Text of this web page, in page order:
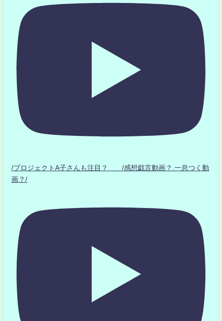
/プロジェクトA子さんも注目？ /感想戯言動画？.一息つく動
画？/